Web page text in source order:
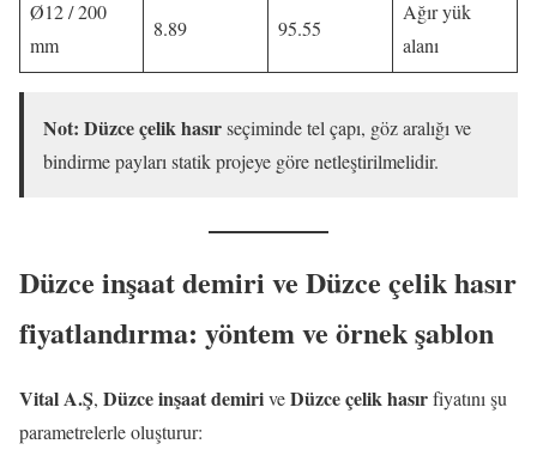
Ø12 / 200
mm
8.89 95.55
Ağır yük
alanı
Not: Düzce çelik hasırseçiminde tel çapı, göz aralığı ve
bindirme payları statik projeye göre netleştirilmelidir.
Düzce inşaat demiri ve Düzce çelik hasır
fiyatlandırma: yöntem ve örnek şablon
Vital A.Ş, Düzce inşaat demiriveDüzce çelik hasırfiyatını şu
parametrelerle oluşturur: